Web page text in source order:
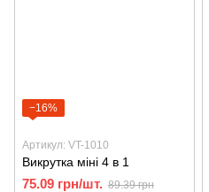
−16%
Артикул: VT-1010
Викрутка міні 4 в 1
75.09 грн/шт. 89.39 грн